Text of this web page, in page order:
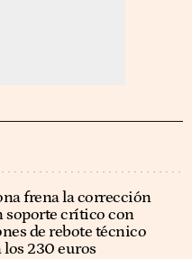
frena la corrección
soporte crítico con
de rebote técnico
los 230 euros